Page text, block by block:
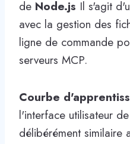
de Node.js Il s'agit
avec la gestion des
ligne de commande
serveurs MCP.
Courbe
l'interface utilisateur
délibérément similaire